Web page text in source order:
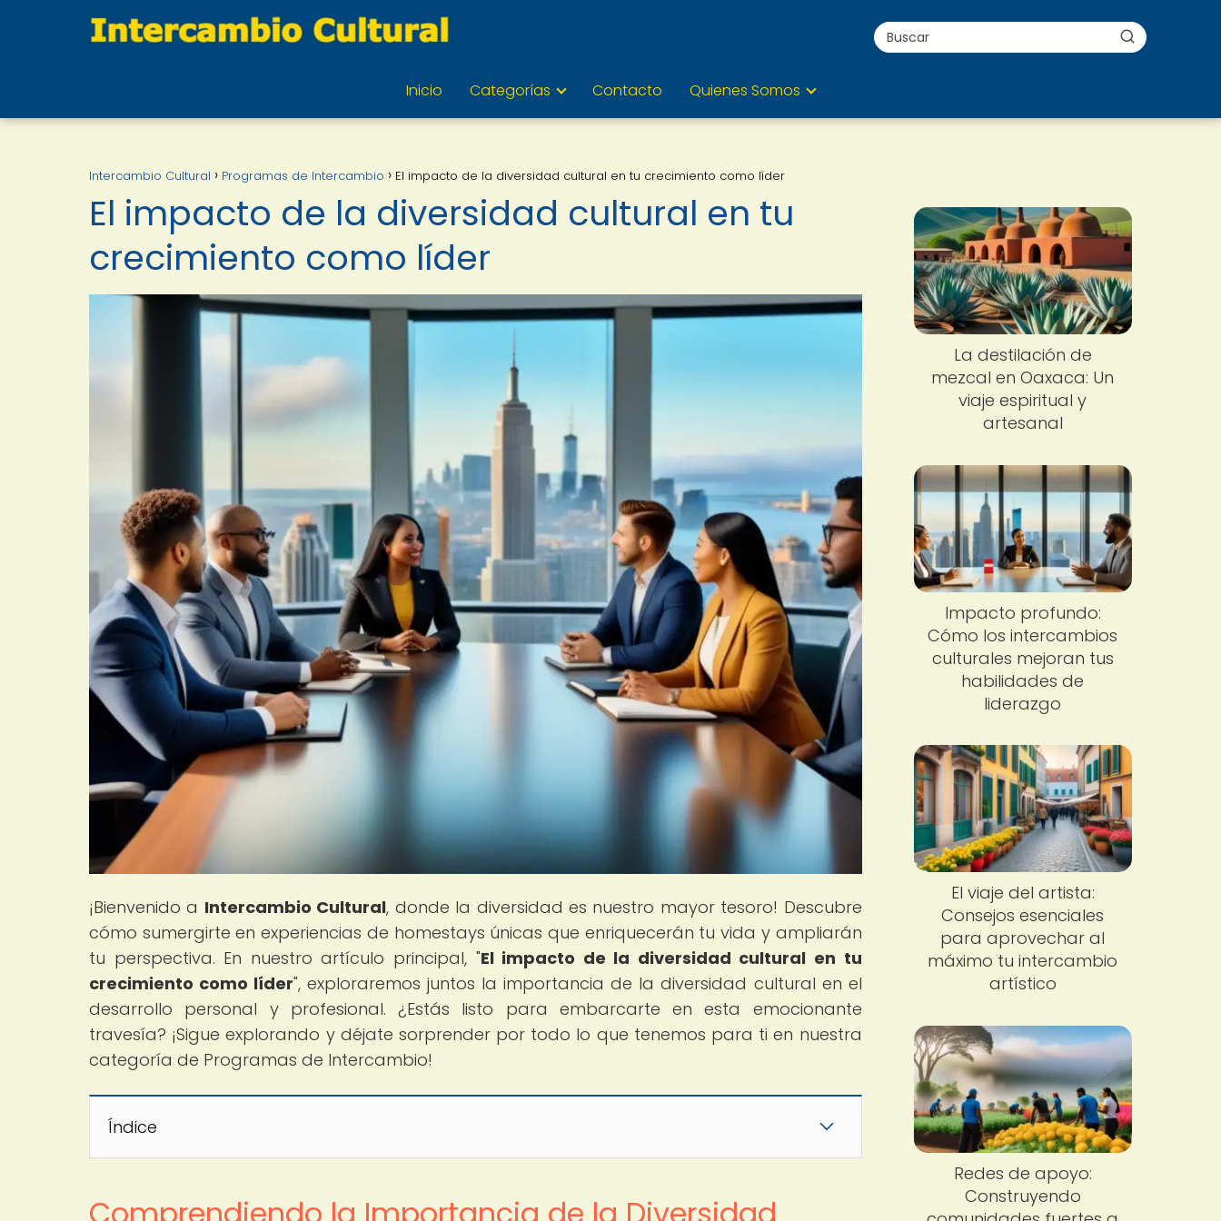
Inicio Categorías Contacto Quienes Somos
Intercambio Cultural Programas de Intercambio El impacto de la diversidad cultural en tu crecimiento como líder
El impacto de la diversidad cultural en tu
crecimiento como líder
¡Bienvenido a Intercambio Cultural, donde la diversidad es nuestro mayor tesoro! Descubre
cómo sumergirte en experiencias de homestays únicas que enriquecerán tu vida y ampliarán
tu perspectiva. En nuestro artículo principal, "El impacto de la diversidad cultural en tu
crecimiento como líder", exploraremos juntos la importancia de la diversidad cultural en el
desarrollo personal y profesional. ¿Estás listo para embarcarte en esta emocionante
travesía? ¡Sigue explorando y déjate sorprender por todo lo que tenemos para ti en nuestra
categoría de Programas de Intercambio!
Índice
La destilación de
mezcal en Oaxaca: Un
viaje espiritual y
artesanal
Impacto profundo:
Cómo los intercambios
culturales mejoran tus
habilidades de
liderazgo
El viaje del artista:
Consejos esenciales
para aprovechar al
máximo tu intercambio
artístico
Redes de apoyo:
Construyendo